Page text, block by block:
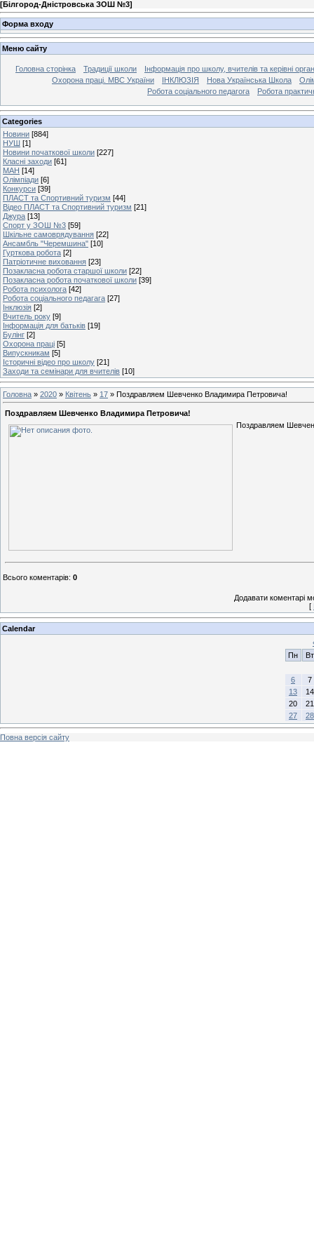
[Білгород-Дністровська ЗОШ №3]
Форма входу
Меню сайту
Головна сторінка Традиції школи
Інформація про школу, вчителів та керівні
Охорона праці. МВС України
ІНКЛЮЗІЯ Нова Українська Школа
Робота соціального педагога
Робота
Categories
Новини [884]
НУШ [1]
Новини початкової школи [227]
Класні заходи [61]
МАН [14]
Олімпіади [6]
Конкурси [39]
ПЛАСТ та Спортивний туризм [44]
Відео ПЛАСТ та Спортивний туризм [21]
Джура [13]
Спорт у ЗОШ №3 [59]
Шкільне самоврядування [22]
Ансамбль "Черемшина" [10]
Гурткова робота [2]
Патріотичне виховання [23]
Позакласна робота старшої школи [22]
Позакласна робота початкової школи [39]
Робота психолога [42]
Робота соціального педагага [27]
Інклюзія [2]
Вчитель року [9]
Інформація для батьків [19]
Булінг [2]
Охорона праці [5]
Випускникам [5]
Історичні відео про школу [21]
Заходи та семінари для вчителів [10]
Головна » 2020 » Квітень » 17 » Поздравляем Шевченко Владимира Петровича!
Поздравляем Шевченко Владимира Петровича!
Поздравляем
Всього коментарів: 0
Додавати коментарі
[
Calendar
Пн
Вт
6
7
13
14
20
21
27
28
Повна версія сайту